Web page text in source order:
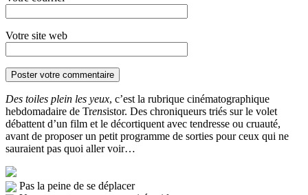
Votre site web
Des toiles plein les yeux, c’est la rubrique cinématographique
hebdomadaire de Trensistor. Des chroniqueurs triés sur le volet
débattent d’un film et le décortiquent avec tendresse ou cruauté,
avant de proposer un petit programme de sorties pour ceux qui ne
sauraient pas quoi aller voir…
Pas la peine de se déplacer